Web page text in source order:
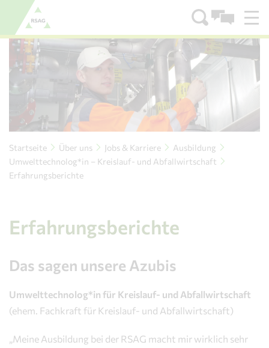
Zum Menü
Zum Inhalt
Startseite Über uns Jobs & Karriere
Ausbildung
Umwelttechnolog*in – Kreislauf- und Abfallwirtschaft
Erfahrungsberichte
Erfahrungsberichte
Das sagen unsere Azubis
Umwelttechnolog*in für Kreislauf- und Abfallwirtschaft
(ehem. Fachkraft für Kreislauf- und Abfallwirtschaft)
„Meine Ausbildung bei der RSAG macht mir wirklich sehr